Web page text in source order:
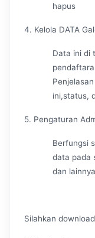
hapus
4. Kelola DATA
Data ini di
ini,status,
5. Pengaturan
Berfungsi
data pada
dan
Silahkan